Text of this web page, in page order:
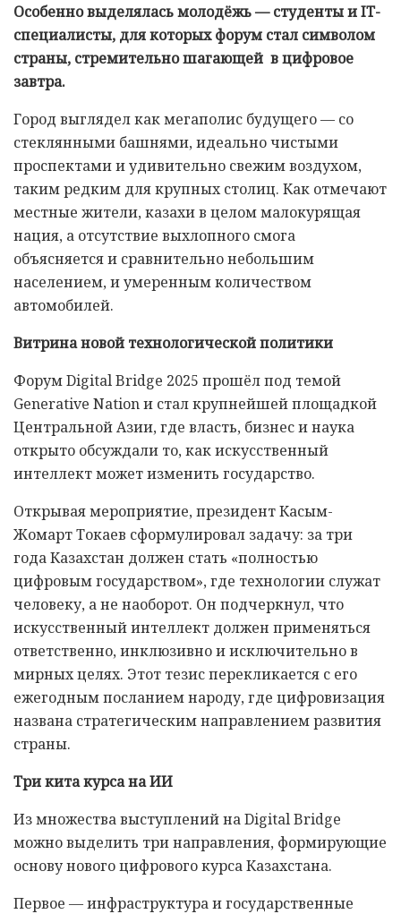
Особенно выделялась молодёжь — студенты и IT-
специалисты, для которых форум стал символом
страны, стремительно шагающей в цифровое
завтра.
Город выглядел как мегаполис будущего — со
стеклянными башнями, идеально чистыми
проспектами и удивительно свежим воздухом,
таким редким для крупных столиц. Как отмечают
местные жители, казахи в целом малокурящая
нация, а отсутствие выхлопного смога
объясняется и сравнительно небольшим
населением, и умеренным количеством
автомобилей.
Витрина новой технологической политики
Форум Digital Bridge 2025 прошёл под темой
Generative Nation и стал крупнейшей площадкой
Центральной Азии, где власть, бизнес и наука
открыто обсуждали то, как искусственный
интеллект может изменить государство.
Открывая мероприятие, президент Касым-
Жомарт Токаев сформулировал задачу: за три
года Казахстан должен стать «полностью
цифровым государством», где технологии служат
человеку, а не наоборот. Он подчеркнул, что
искусственный интеллект должен применяться
ответственно, инклюзивно и исключительно в
мирных целях. Этот тезис перекликается с его
ежегодным посланием народу, где цифровизация
названа стратегическим направлением развития
страны.
Три кита курса на ИИ
Из множества выступлений на Digital Bridge
можно выделить три направления, формирующие
основу нового цифрового курса Казахстана.
Первое — инфраструктура и государственные